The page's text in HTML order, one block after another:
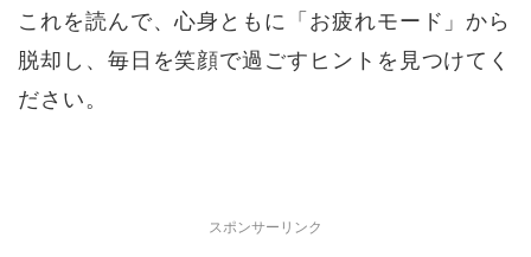
これを読んで、心身ともに「お疲れモード」から
脱却し、毎日を笑顔で過ごすヒントを見つけてく
ださい。
スポンサーリンク